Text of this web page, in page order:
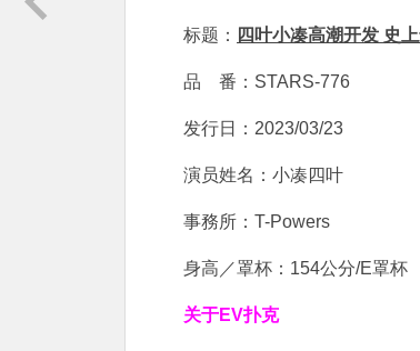
标题： 四叶小凑高潮开发 史
品 番：STARS-776
发行日：2023/03/23
演员姓名：小凑四叶
事務所：T-Powers
身高／罩杯：154公分/E罩杯
关于EV扑克